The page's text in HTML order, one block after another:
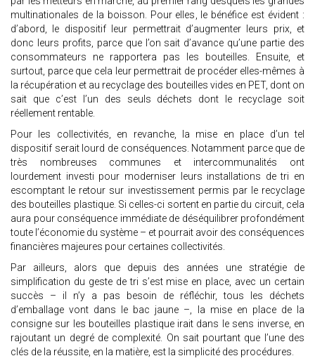
multinationales de la boisson. Pour elles, le bénéfice est évident :
d’abord, le dispositif leur permettrait d’augmenter leurs prix, et
donc leurs profits, parce que l’on sait d’avance qu’une partie des
consommateurs ne rapportera pas les bouteilles. Ensuite, et
surtout, parce que cela leur permettrait de procéder elles-mêmes à
la récupération et au recyclage des bouteilles vides en PET, dont on
sait que c’est l’un des seuls déchets dont le recyclage soit
réellement rentable.
Pour les collectivités, en revanche, la mise en place d’un tel
dispositif serait lourd de conséquences. Notamment parce que de
très nombreuses communes et intercommunalités ont
lourdement investi pour moderniser leurs installations de tri en
escomptant le retour sur investissement permis par le recyclage
des bouteilles plastique. Si celles-ci sortent en partie du circuit, cela
aura pour conséquence immédiate de déséquilibrer profondément
toute l’économie du système – et pourrait avoir des conséquences
financières majeures pour certaines collectivités.
Par ailleurs, alors que depuis des années une stratégie de
simplification du geste de tri s’est mise en place, avec un certain
succès – il n’y a pas besoin de réfléchir, tous les déchets
d’emballage vont dans le bac jaune –, la mise en place de la
consigne sur les bouteilles plastique irait dans le sens inverse, en
rajoutant un degré de complexité. On sait pourtant que l’une des
clés de la réussite, en la matière, est la simplicité des procédures.